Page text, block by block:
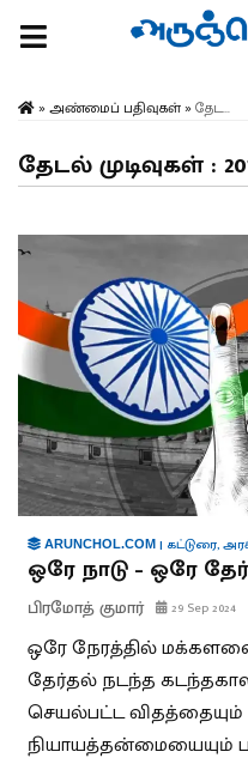
» அண்மைப் பதிவுகள்» தேட...
தேடல் முடிவுகள்
ARUNCHOL.COM | கட்டுரை,
ஒரே நாடு – ஒரே
பிரமோத் குமார் 29 Sep 2024
ஒரே நேரத்தில்
தேர்தல் நடந்த
செயல்பட்ட விதத்தையும்
நியாயத்தன்மையையும்